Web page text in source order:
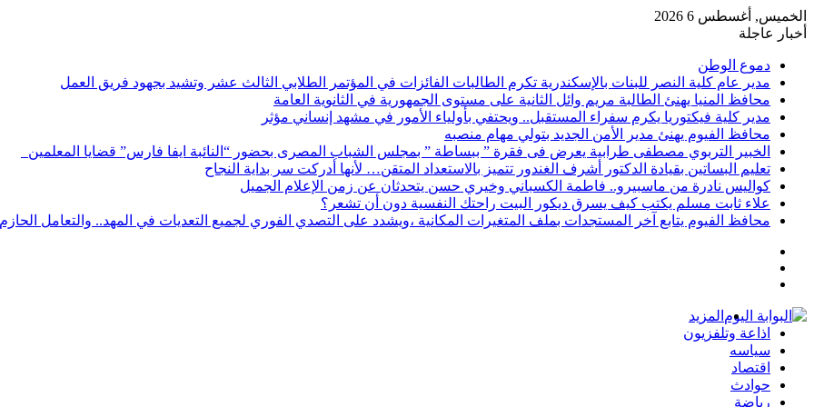
الخميس, أغسطس 6 2026
أخبار عاجلة
دموع الوطن
مدير عام كلية النصر للبنات بالإسكندرية تكرم الطالبات الفائزات في المؤتمر الطلابي الثالث عشر وتشيد بجهود فريق العمل
محافظ المنيا يهنئ الطالبة مريم وائل الثانية على مستوى الجمهورية في الثانوية العامة
مدير كلية فيكتوريا يكرم سفراء المستقبل.. ويحتفي بأولياء الأمور في مشهد إنساني مؤثر
محافظ الفيوم يهنئ مدير الأمن الجديد بتولي مهام منصبه
الخبير التربوي مصطفى طرابية يعرض فى فقرة ” ببساطة ” بمجلس الشباب المصرى بحضور “النائبة ايفا فارس” قضايا المعلمين
تعليم البساتين بقيادة الدكتور أشرف الغندور تتميز بالاستعداد المتقن… لأنها أدركت سر بداية النجاح
كواليس نادرة من ماسبيرو.. فاطمة الكسباني وخيري حسن يتحدثان عن زمن الإعلام الجميل
علاء ثابت مسلم يكتب كيف يسرق ديكور البيت راحتك النفسية دون أن تشعر؟
محافظ الفيوم يتابع آخر المستجدات بملف المتغيرات المكانية ،ويشدد على التصدي الفوري لجميع التعديات في المهد.. والتعامل الحازم
المزيد
اذاعة وتلفزيون
سياسه
اقتصاد
حوادث
رياضة